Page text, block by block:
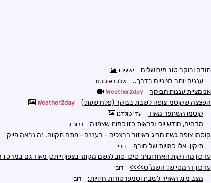
תודה ובוקר טוב מירושלים ישעיהו
עננים יותר רציניים בדרך.. שלג באוגוסט
אנימציית עננות הבוקר Weather2day
הפצצה שקוסמו צופה לשבת בבוקר (פלח שעתי) Weather2day
קוסמו השתפר מאוד עדי טולדנו
מדהים, חודש יולי ולראות כזו כמות שצפויה דרור ג
קוסמו צופה גשם חריג באיזור הרצליה - רעננה - פתח תקווה. זה נראה פייק
תיקון: אלו כמויות של חורף דובי
עדכון מהדקות האחרונות: סיכוי טוב לגשם מקומי בצפון וייתכן מאוד גם
עדכון דרמטי של השמ"ט>>>> דובי
מצב מזג האוויר לשבת וטמפרטורות חזויות: דובי